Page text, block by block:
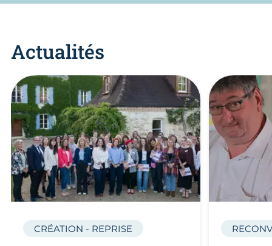
Actualités
CRÉATION - REPRISE